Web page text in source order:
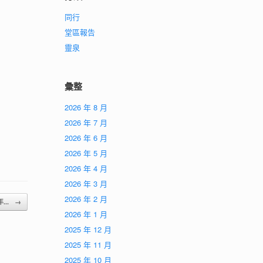
... →
同行
堂區報告
靈泉
彙整
2026 年 8 月
2026 年 7 月
2026 年 6 月
2026 年 5 月
2026 年 4 月
2026 年 3 月
2026 年 2 月
2026 年 1 月
2025 年 12 月
2025 年 11 月
2025 年 10 月